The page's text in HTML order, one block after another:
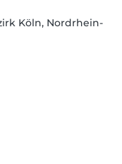
Köln, Nordrhein-